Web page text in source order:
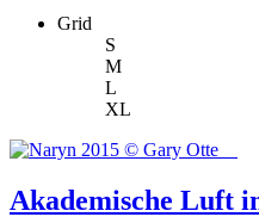
Grid
S
M
L
XL
Akademische Luft